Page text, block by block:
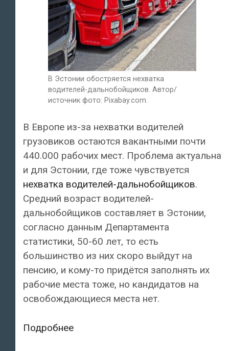
В Эстонии обостряется нехватка
водителей-дальнобойщиков. Автор/
источник фото: Pixabay.com.
В Европе из-за нехватки водителей
грузовиков остаются вакантными почти
440.000 рабочих мест. Проблема актуальна
и для Эстонии, где тоже чувствуется
нехватка водителей-дальнобойщиков.
Средний возраст водителей-
дальнобойщиков составляет в Эстонии,
согласно данным Департамента
статистики, 50-60 лет, то есть
большинство из них скоро выйдут на
пенсию, и кому-то придётся заполнять их
рабочие места тоже, но кандидатов на
освобождающиеся места нет.
ПодробнееВ